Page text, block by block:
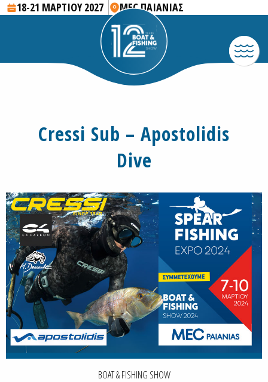
18-21 ΜΑΡΤΙΟΥ 2027 MEC ΠΑΙΑΝΙΑΣ
Cressi Sub – Apostolidis
Dive
BOAT & FISHING SHOW